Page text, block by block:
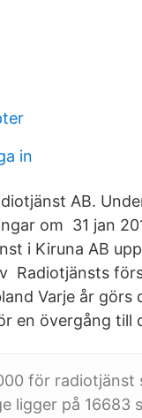
in
AB.
om 31 jan
i Kiruna AB
Radiotjänsts
Varje år
en övergång till
för radiotjänst
ligger på 16683